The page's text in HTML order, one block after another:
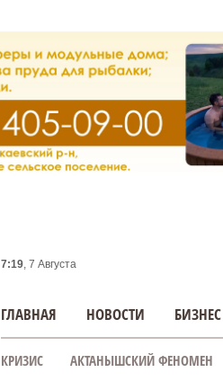
7:19, 7 Августа
ГЛАВНАЯ НОВОСТИ БИЗНЕС
КРИЗИС АКТАНЫШСКИЙ ФЕНОМЕН